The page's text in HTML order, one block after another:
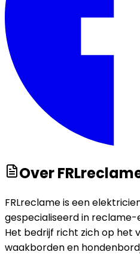
Over
FRLreclame is een
gespecialiseerd in
Het bedrijf richt zich op het
waakborden en